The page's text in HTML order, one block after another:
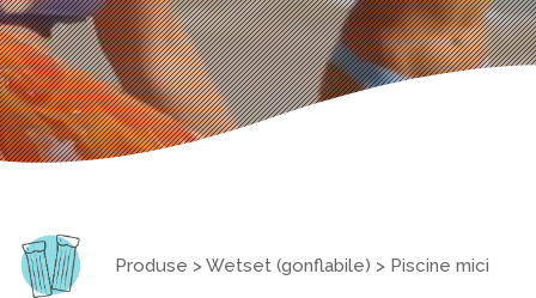
Produse >Wetset (gonflabile) > Piscine mici